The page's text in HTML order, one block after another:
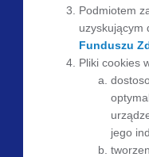
Podmiotem
uzyskującym
Funduszu
Pliki cookies
jego